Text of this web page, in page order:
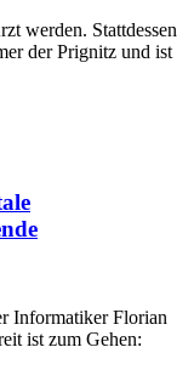
werden. Stattdessen
der Prignitz und ist
Informatiker Florian
ist zum Gehen: